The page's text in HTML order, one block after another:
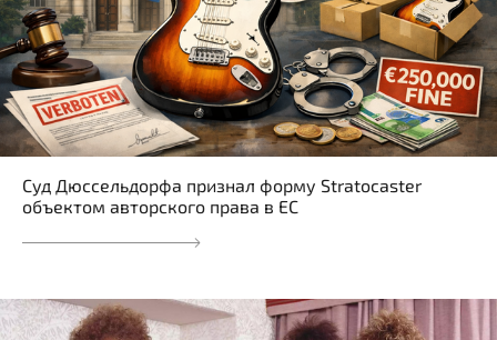
Суд Дюссельдорфа признал форму Stratocaster
объектом авторского права в ЕС